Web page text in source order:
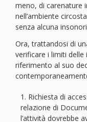
meno, di carenature
nell’ambiente
senza alcuna
Ora, trattandosi di
verificare i limiti
riferimento al suo
Richiesta di
relazione di
l’attività dovrebbe